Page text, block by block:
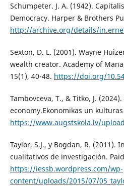
Schumpeter. J. A. (1942).
Democracy. Harper & Brothers
http://archive.org/details/
Sexton, D. L. (2001). Wayne
wealth creator. Academy of
15(1), 40-48. https://doi.org/
Tambovceva, T., & Titko, J.
economy.Ekonomikas un
https://www.augstskola.lv/
Taylor, S.J., y Bogdan, R. (2011).
cualitativos de investigación.
https://iessb.wordpress.com/wp-
content/uploads/2015/07/